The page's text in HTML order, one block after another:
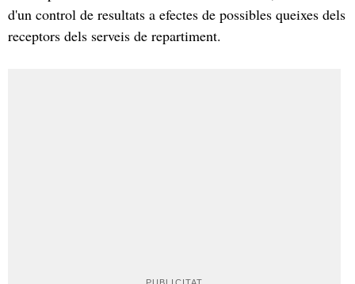
d'un control de resultats a efectes de possibles queixes dels
receptors dels serveis de repartiment.